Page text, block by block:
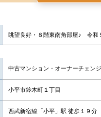
眺望良好・８階東南角部屋♪ 令和
中古マンション・オーナーチェン
小平市鈴木町１丁目
西武新宿線「小平」駅 徒歩１９分